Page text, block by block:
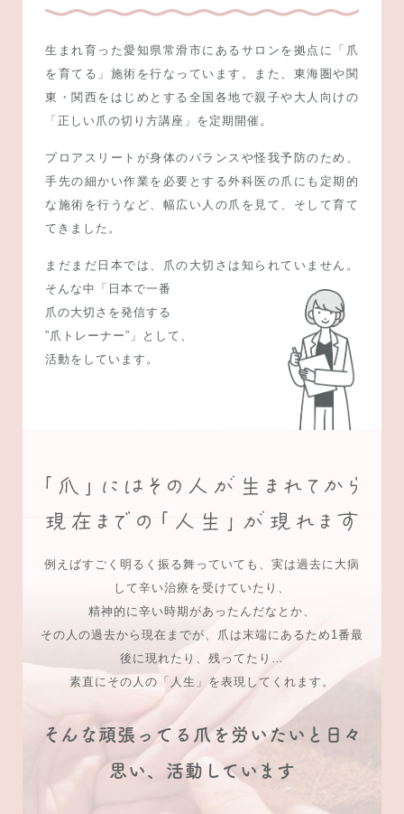
生まれ育った愛知県常滑市にあるサロンを拠点に「爪
を育てる」施術を行なっています。また、東海圏や関
東・関西をはじめとする全国各地で親子や大人向けの
「正しい爪の切り方講座」を定期開催。
プロアスリートが身体のバランスや怪我予防のため、
手先の細かい作業を必要とする外科医の爪にも定期的
な施術を行うなど、幅広い人の爪を見て、そして育て
てきました。
まだまだ日本では、爪の大切さは知られていません。
そんな中 「日本で一番
爪の大切さを発信する
”爪トレーナー”」として、
活動をしています。
例えばすごく明るく振る舞っていても、実は過去に大病
して辛い治療を受けていたり、
精神的に辛い時期があったんだなとか、
その人の過去から現在までが、爪は末端にあるため1番最
後に現れたり、残ってたり…
素直にその人の「人生」を表現してくれます。
そんな頑張ってる爪を労いたいと日々
思い、活動しています